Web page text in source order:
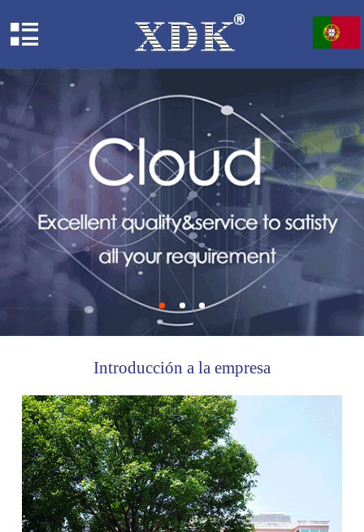
Introducción a la empresa